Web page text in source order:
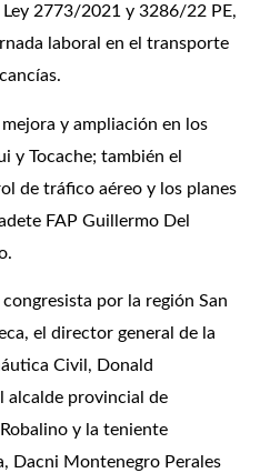
2773/2021 y 3286/22 PE,
laboral en el transporte
y ampliación en los
y Tocache; también el
de tráfico aéreo y los planes
FAP Guillermo Del
por la región San
el director general de la
Civil, Donald
alcalde provincial de
y la teniente
Dacni Montenegro Perales